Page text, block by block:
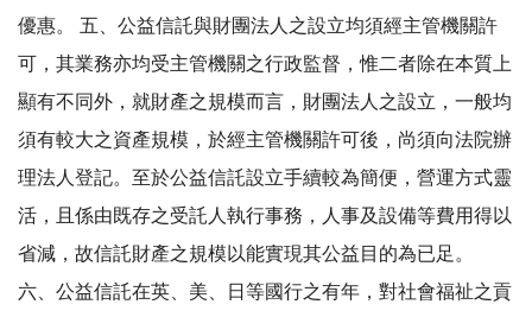
優惠。 五、公益信託與財團法人之設立均須經主管機關許
可，其業務亦均受主管機關之行政監督，惟二者除在本質上
顯有不同外，就財產之規模而言，財團法人之設立，一般均
須有較大之資產規模，於經主管機關許可後，尚須向法院辦
理法人登記。至於公益信託設立手續較為簡便，營運方式靈
活，且係由既存之受託人執行事務，人事及設備等費用得以
省減，故信託財產之規模以能實現其公益目的為已足。
六、公益信託在英、美、日等國行之有年，對社會福祉之貢